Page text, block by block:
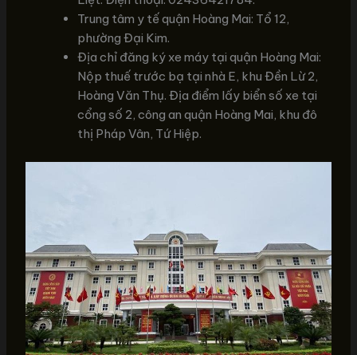
Trung tâm y tế quận Hoàng Mai: Tổ 12,
phường Đại Kim.
Địa chỉ đăng ký xe máy tại quận Hoàng Mai:
Nộp thuế trước bạ tại nhà E, khu Đền Lừ 2,
Hoàng Văn Thụ. Địa điểm lấy biển số xe tại
cổng số 2, công an quận Hoàng Mai, khu đô
thị Pháp Vân, Tứ Hiệp.